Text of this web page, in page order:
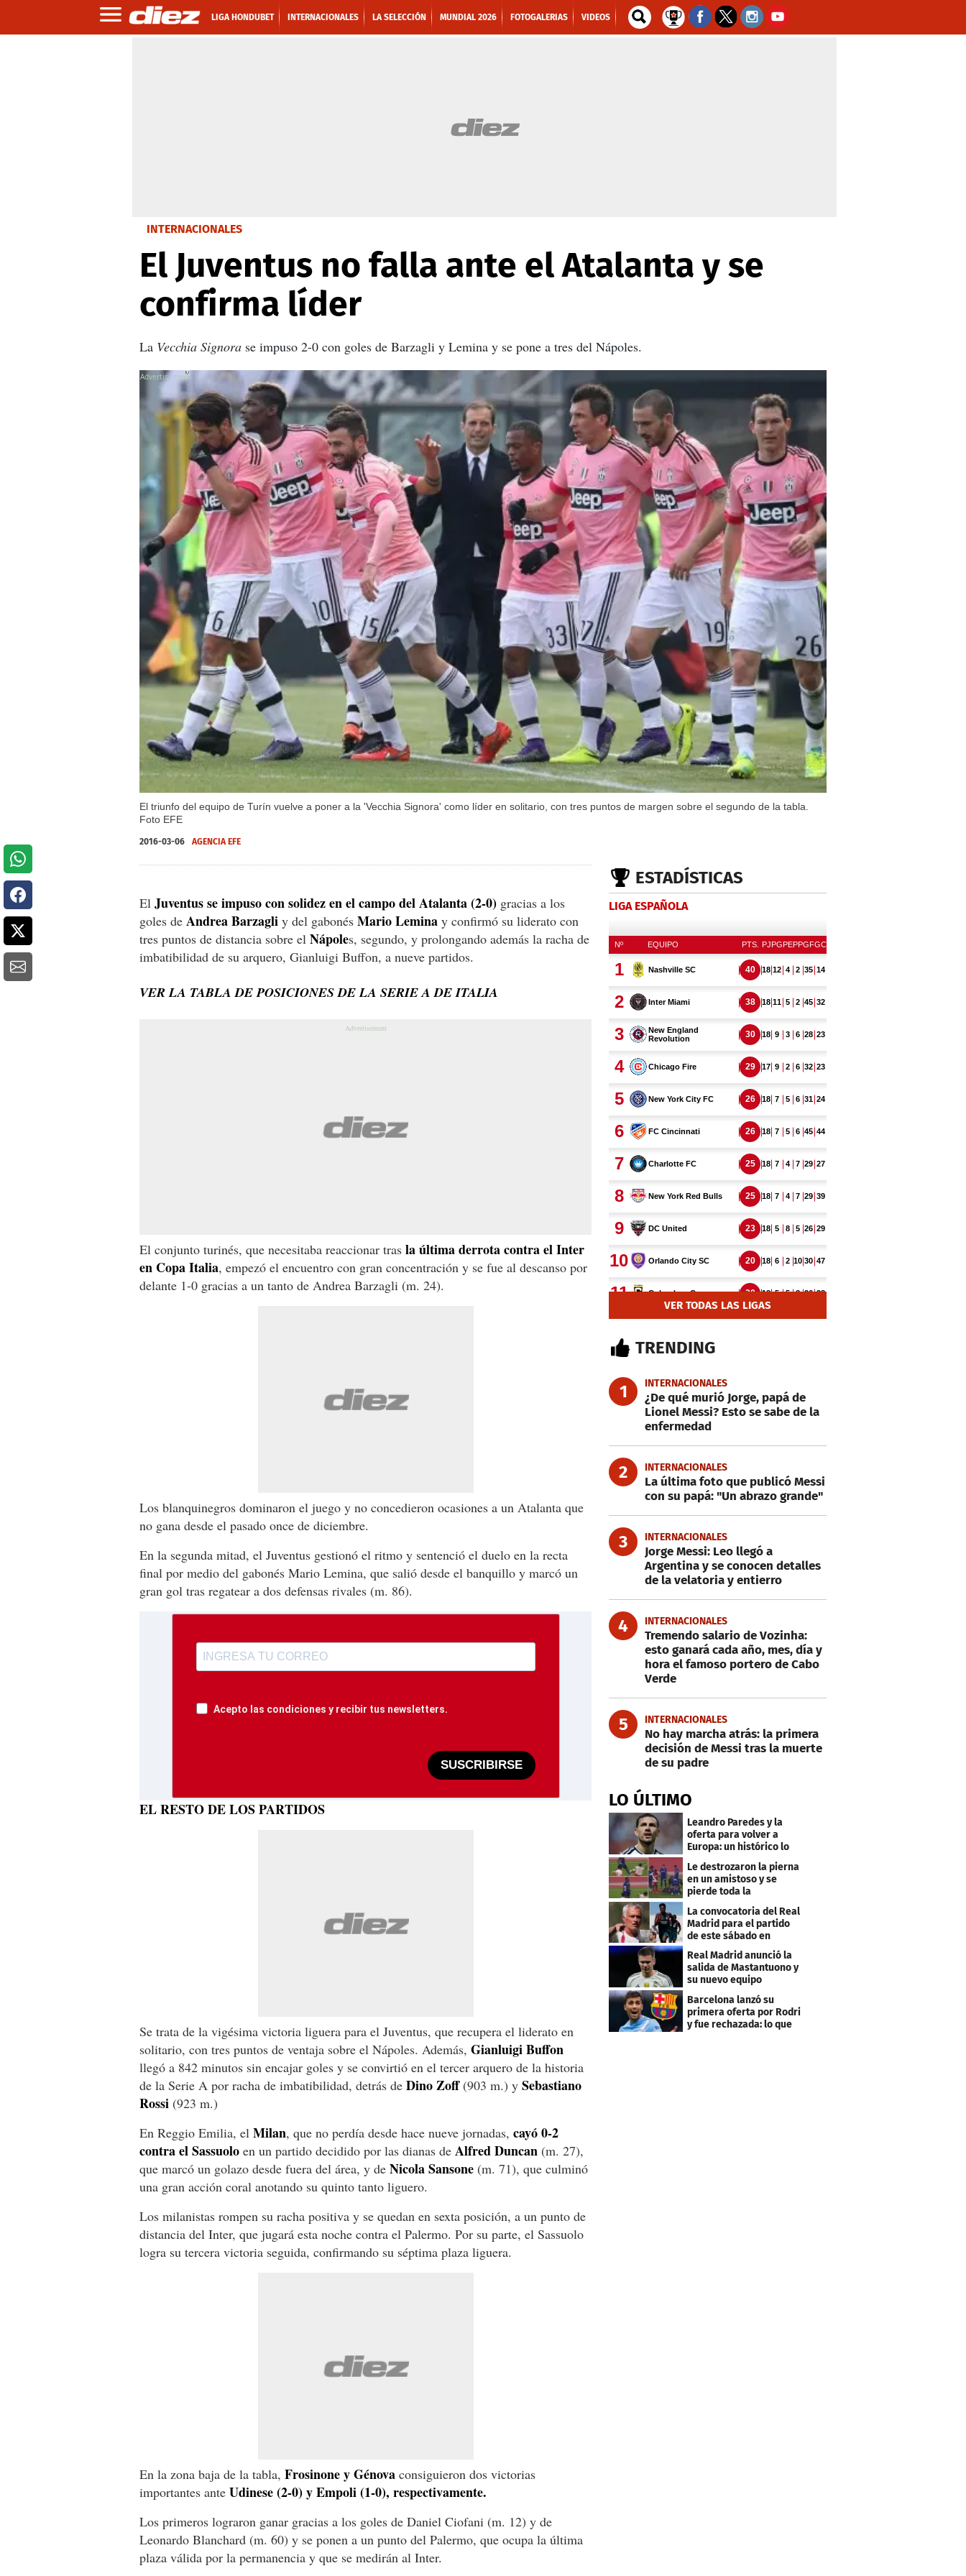
LIGA HONDUBET INTERNACIONALES LA SELECCIÓN MUNDIAL 2026 FOTOGALERIAS VIDEOS
INTERNACIONALES
El Juventus no falla ante el Atalanta y se
confirma líder
La Vecchia Signora se impuso 2-0 con goles de Barzagli y Lemina y se pone a tres del Nápoles.
El triunfo del equipo de Turín vuelve a poner a la 'Vecchia Signora' como líder en solitario, con tres puntos de margen sobre el segundo de la tabla.
Foto EFE
X
2016-03-06 AGENCIA EFE
El Juventus se impuso con solidez en el campo del Atalanta (2-0) gracias a los
goles de Andrea Barzagli y del gabonés Mario Lemina y confirmó su liderato con
tres puntos de distancia sobre el Nápoles, segundo, y prolongando además la racha de
imbatibilidad de su arquero, Gianluigi Buffon, a nueve partidos.
VER LA TABLA DE POSICIONES DE LA SERIE A DE ITALIA
El conjunto turinés, que necesitaba reaccionar tras la última derrota contra el Inter
en Copa Italia, empezó el encuentro con gran concentración y se fue al descanso por
delante 1-0 gracias a un tanto de Andrea Barzagli (m. 24).
Los blanquinegros dominaron el juego y no concedieron ocasiones a un Atalanta que
no gana desde el pasado once de diciembre.
En la segunda mitad, el Juventus gestionó el ritmo y sentenció el duelo en la recta
final por medio del gabonés Mario Lemina, que salió desde el banquillo y marcó un
gran gol tras regatear a dos defensas rivales (m. 86).
Acepto las condiciones y recibir tus newsletters.
SUSCRIBIRSE
EL RESTO DE LOS PARTIDOS
Se trata de la vigésima victoria liguera para el Juventus, que recupera el liderato en
solitario, con tres puntos de ventaja sobre el Nápoles. Además, Gianluigi Buffon
llegó a 842 minutos sin encajar goles y se convirtió en el tercer arquero de la historia
de la Serie A por racha de imbatibilidad, detrás de Dino Zoff(903 m.) y Sebastiano
Rossi (923 m.)
En Reggio Emilia, el Milan, que no perdía desde hace nueve jornadas, cayó 0-2
contra el Sassuolo en un partido decidido por las dianas de Alfred Duncan (m. 27),
que marcó un golazo desde fuera del área, y de Nicola Sansone (m. 71), que culminó
una gran acción coral anotando su quinto tanto liguero.
Los milanistas rompen su racha positiva y se quedan en sexta posición, a un punto de
distancia del Inter, que jugará esta noche contra el Palermo. Por su parte, el Sassuolo
logra su tercera victoria seguida, confirmando su séptima plaza liguera.
En la zona baja de la tabla, Frosinone y Génova consiguieron dos victorias
importantes ante Udinese (2-0) y Empoli (1-0), respectivamente.
Los primeros lograron ganar gracias a los goles de Daniel Ciofani (m. 12) y de
Leonardo Blanchard (m. 60) y se ponen a un punto del Palermo, que ocupa la última
plaza válida por la permanencia y que se medirán al Inter.
ESTADÍSTICAS
LIGA ESPAÑOLA
VER TODAS LAS LIGAS
TRENDING
1 INTERNACIONALES
¿De qué murió Jorge, papá de
Lionel Messi? Esto se sabe de la
enfermedad
2 INTERNACIONALES
La última foto que publicó Messi
con su papá: "Un abrazo grande"
3 INTERNACIONALES
Jorge Messi: Leo llegó a
Argentina y se conocen detalles
de la velatoria y entierro
4 INTERNACIONALES
Tremendo salario de Vozinha:
esto ganará cada año, mes, día y
hora el famoso portero de Cabo
Verde
5 INTERNACIONALES
No hay marcha atrás: la primera
decisión de Messi tras la muerte
de su padre
LO ÚLTIMO
Leandro Paredes y la
oferta para volver a
Europa: un histórico lo
Le destrozaron la pierna
en un amistoso y se
pierde toda la
temporada en LaLiga
La convocatoria del Real
Madrid para el partido
de este sábado en
Budapest
Real Madrid anunció la
salida de Mastantuono y
su nuevo equipo
Barcelona lanzó su
primera oferta por Rodri
y fue rechazada: lo que